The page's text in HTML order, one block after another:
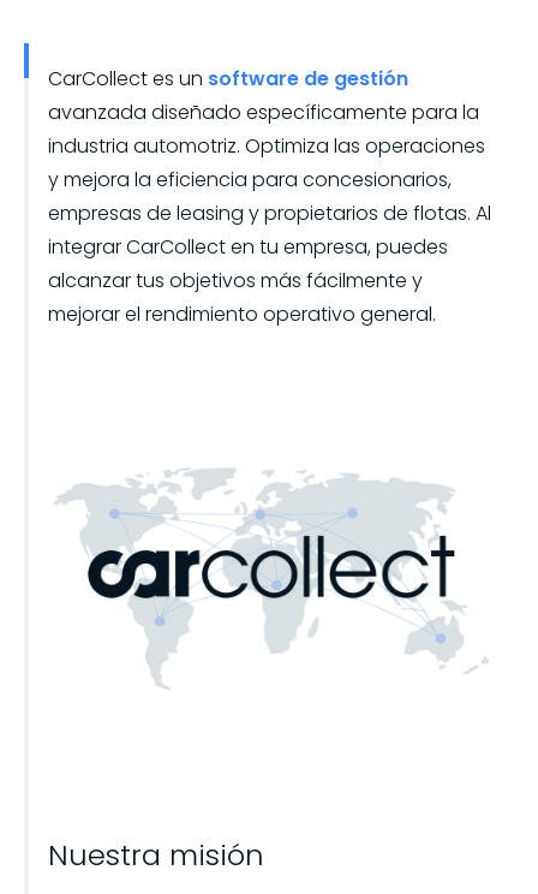
CarCollect es un software de gestión
avanzada diseñado específicamente para la
industria automotriz. Optimiza las operaciones
y mejora la eficiencia para concesionarios,
empresas de leasing y propietarios de flotas. Al
integrar CarCollect en tu empresa, puedes
alcanzar tus objetivos más fácilmente y
mejorar el rendimiento operativo general.
Nuestra misión